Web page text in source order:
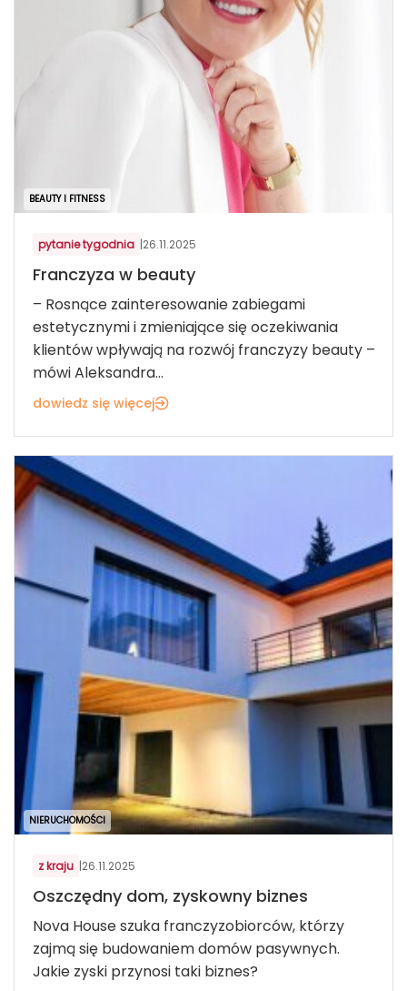
BEAUTY I FITNESS
pytanie tygodnia |26.11.2025
Franczyza w beauty
– Rosnące zainteresowanie zabiegami
estetycznymi i zmieniające się oczekiwania
klientów wpływają na rozwój franczyzy beauty –
mówi Aleksandra...
dowiedz się więcej
NIERUCHOMOŚCI
z kraju |26.11.2025
Oszczędny dom, zyskowny biznes
Nova House szuka franczyzobiorców, którzy
zajmą się budowaniem domów pasywnych.
Jakie zyski przynosi taki biznes?